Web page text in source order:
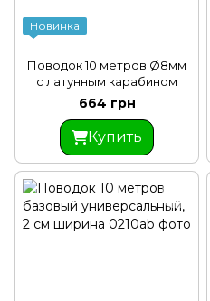
Новинка
Поводок 10 метров Ø8мм
с латунным карабином
664 грн
Купить